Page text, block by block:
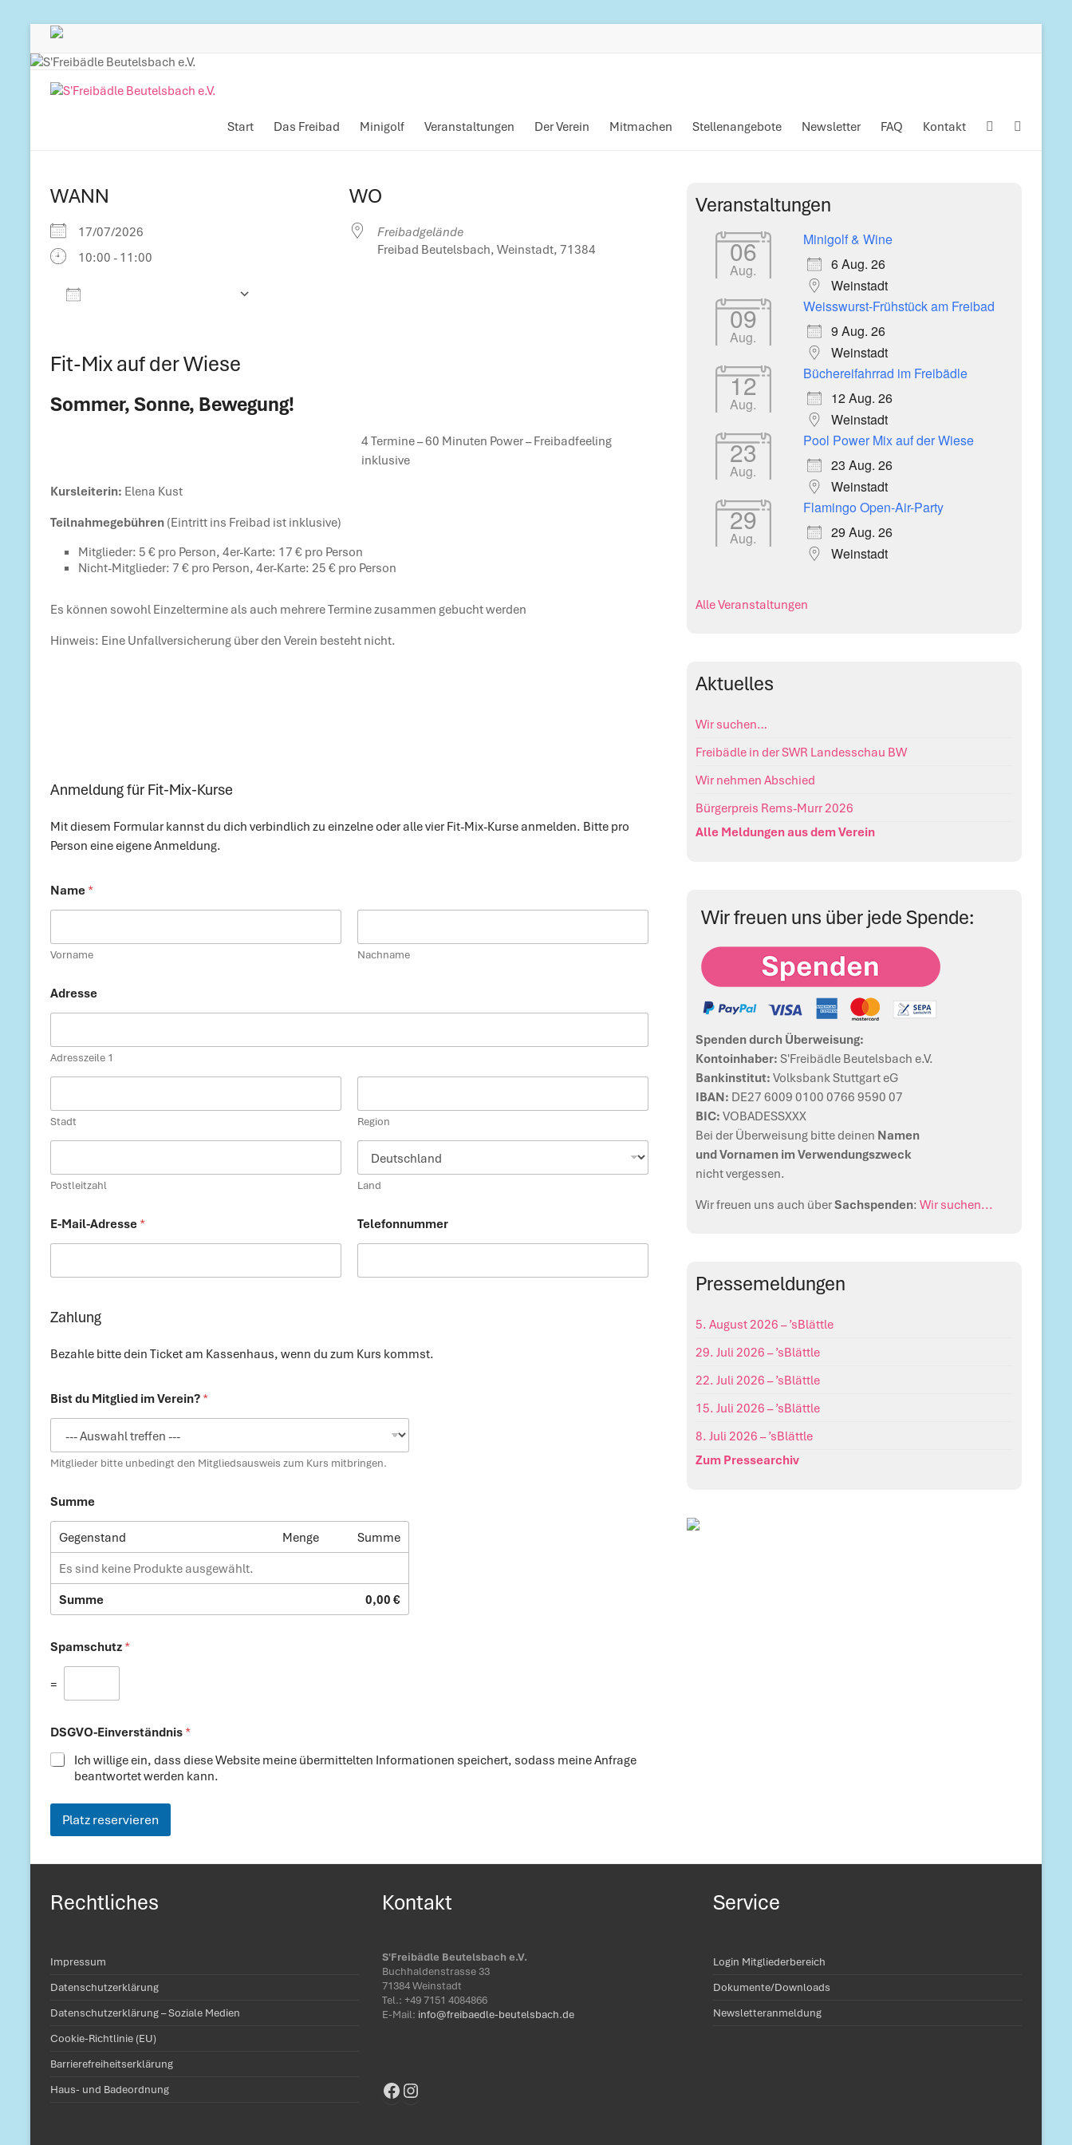
Inhalt Zum
springen
S'Freibädle
Betreiber
Freibads
in
Start Das Freibad Minigolf Veranstaltungen Der Verein Mitmachen Stellenangebote Newsletter FAQ Kontakt
WANN
17/07/2026
10:00 - 11:00
WO
Freibadgelände
Freibad Beutelsbach, Weinstadt, 71384
Fit-Mix auf der Wiese
Sommer, Sonne, Bewegung!
4 Termine – 60 Minuten Power – Freibadfeeling
inklusive
Kursleiterin: Elena Kust
Teilnahmegebühren (Eintritt ins Freibad ist inklusive)
Mitglieder: 5 € pro Person, 4er-Karte: 17 € pro Person
Nicht-Mitglieder: 7 € pro Person, 4er-Karte: 25 € pro Person
Es können sowohl Einzeltermine als auch mehrere Termine zusammen gebucht werden
Hinweis: Eine Unfallversicherung über den Verein besteht nicht.
Anmeldung für Fit-Mix-Kurse
Mit diesem Formular kannst du dich verbindlich zu einzelne oder alle vier Fit-Mix-Kurse anmelden. Bitte pro
Person eine eigene Anmeldung.
Name *
Vorname Nachname
Adresse
Adresszeile 1
Stadt Region
Postleitzahl Land
E-Mail-Adresse * Telefonnummer
Zahlung
Bezahle bitte dein Ticket am Kassenhaus, wenn du zum Kurs kommst.
Bist du Mitglied im Verein? *
Mitglieder bitte unbedingt den Mitgliedsausweis zum Kurs mitbringen.
S
G
O
E
n
e
r
t
d
i
-
a
l
A
d
s
e
i
c
t
M
Summe
Gegenstand Menge
Summe
Es sind keine Produkte ausgewählt.
Summe
0,00 €
Spamschutz *
=
DSGVO-Einverständnis *
Ich willige ein, dass diese Website meine übermittelten Informationen speichert, sodass meine Anfrage
beantwortet werden kann.
Platz reservieren
Veranstaltungen
06
Aug.
Minigolf & Wine
6 Aug. 26
Weinstadt
09
Aug.
Weisswurst-Frühstück am Freibad
9 Aug. 26
Weinstadt
12
Aug.
Büchereifahrrad im Freibädle
12 Aug. 26
Weinstadt
23
Aug.
Pool Power Mix auf der Wiese
23 Aug. 26
Weinstadt
29
Aug.
Flamingo Open-Air-Party
29 Aug. 26
Weinstadt
Alle Veranstaltungen
Aktuelles
Wir suchen…
Freibädle in der SWR Landesschau BW
Wir nehmen Abschied
Bürgerpreis Rems-Murr 2026
Alle Meldungen aus dem Verein
Wir freuen uns über jede Spende:
Spenden durch Überweisung:
Kontoinhaber: S'Freibädle Beutelsbach e.V.
Bankinstitut: Volksbank Stuttgart eG
IBAN: DE27 6009 0100 0766 9590 07
BIC: VOBADESSXXX
Bei der Überweisung bitte deinen Namen
und Vornamen im Verwendungszweck
nicht vergessen.
Wir freuen uns auch überSachspenden: Wir suchen...
Pressemeldungen
5. August 2026 – ’sBlättle
29. Juli 2026 – ’sBlättle
22. Juli 2026 – ’sBlättle
15. Juli 2026 – ’sBlättle
8. Juli 2026 – ’sBlättle
Zum Pressearchiv
Rechtliches
Impressum
Datenschutzerklärung
Datenschutzerklärung – Soziale Medien
Cookie-Richtlinie (EU)
Barrierefreiheitserklärung
Haus- und Badeordnung
Kontakt
S'Freibädle Beutelsbach e.V.
Buchhaldenstrasse 33
71384 Weinstadt
Tel.: ‭+49 7151 4084866‬
E-Mail: info@freibaedle-beutelsbach.de
Facebook
Instagram
Service
Login Mitgliederbereich
Dokumente/Downloads
Newsletteranmeldung